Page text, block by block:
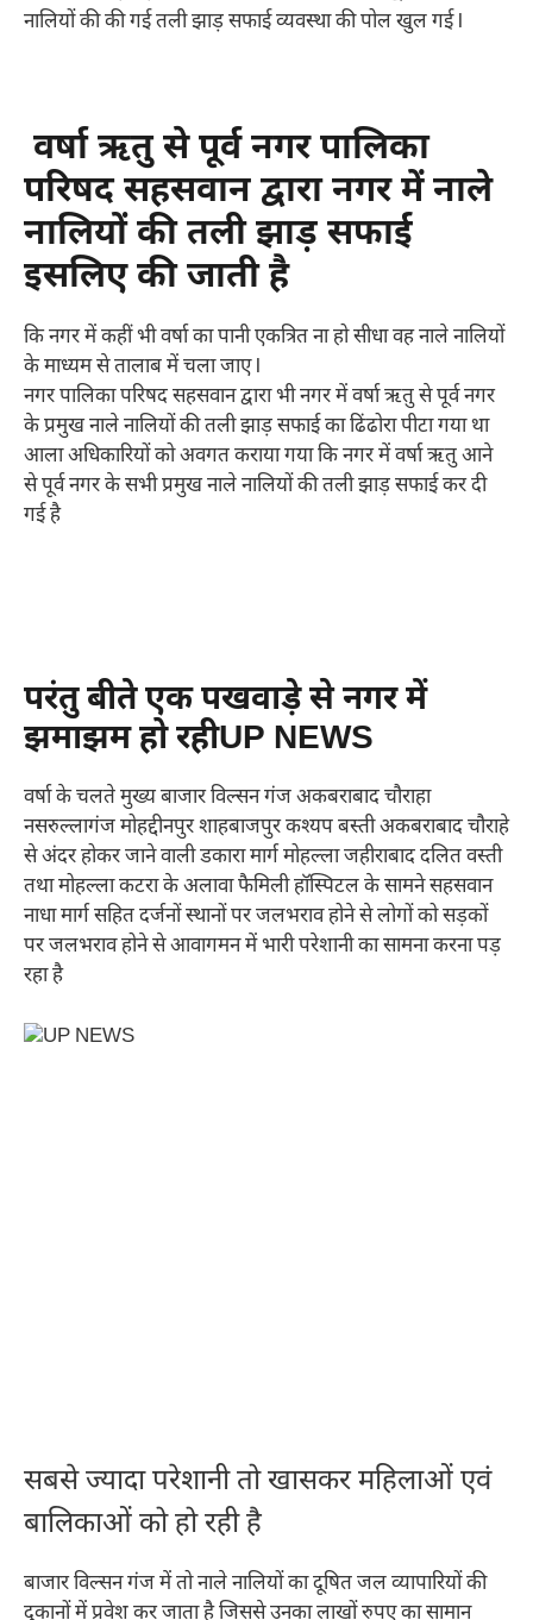
नालियों की की गई तली झाड़ सफाई व्यवस्था की पोल खुल गई l
वर्षा ऋतु से पूर्व नगर पालिका
परिषद सहसवान द्वारा नगर में नाले
नालियों की तली झाड़ सफाई
इसलिए की जाती है
कि नगर में कहीं भी वर्षा का पानी एकत्रित ना हो सीधा वह नाले नालियों
के माध्यम से तालाब में चला जाए l
नगर पालिका परिषद सहसवान द्वारा भी नगर में वर्षा ऋतु से पूर्व नगर
के प्रमुख नाले नालियों की तली झाड़ सफाई का ढिंढोरा पीटा गया था
आला अधिकारियों को अवगत कराया गया कि नगर में वर्षा ऋतु आने
से पूर्व नगर के सभी प्रमुख नाले नालियों की तली झाड़ सफाई कर दी
गई है
परंतु बीते एक पखवाड़े से नगर में
झमाझम हो रहीUP NEWS
वर्षा के चलते मुख्य बाजार विल्सन गंज अकबराबाद चौराहा
नसरुल्लागंज मोहद्दीनपुर शाहबाजपुर कश्यप बस्ती अकबराबाद चौराहे
से अंदर होकर जाने वाली डकारा मार्ग मोहल्ला जहीराबाद दलित वस्ती
तथा मोहल्ला कटरा के अलावा फैमिली हॉस्पिटल के सामने सहसवान
नाधा मार्ग सहित दर्जनों स्थानों पर जलभराव होने से लोगों को सड़कों
पर जलभराव होने से आवागमन में भारी परेशानी का सामना करना पड़
रहा है
सबसे ज्यादा परेशानी तो खासकर महिलाओं एवं
बालिकाओं को हो रही है
बाजार विल्सन गंज में तो नाले नालियों का दूषित जल व्यापारियों की
दुकानों में प्रवेश कर जाता है जिससे उनका लाखों रुपए का सामान